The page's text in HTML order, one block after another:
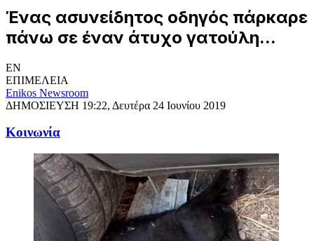
Ένας ασυνείδητος οδηγός πάρκαρε
πάνω σε έναν άτυχο γατούλη...
EN
ΕΠΙΜΕΛΕΙΑ
Enikos Newsroom
ΔΗΜΟΣΙΕΥΣΗ 19:22, Δευτέρα 24 Ιουνίου 2019
Κοινωνία